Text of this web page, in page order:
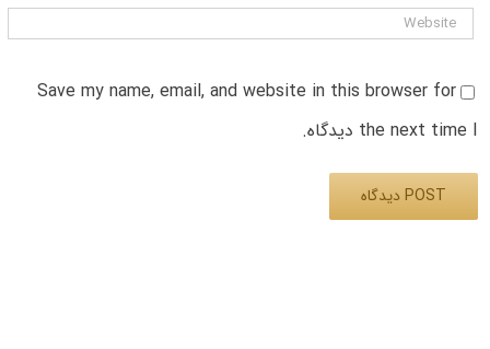
Save my name, email, and website in this browser for
the next time I دیدگاه.